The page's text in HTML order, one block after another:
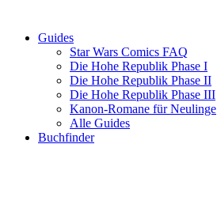
Guides
Star Wars Comics FAQ
Die Hohe Republik Phase I
Die Hohe Republik Phase II
Die Hohe Republik Phase III
Kanon-Romane für Neulinge
Alle Guides
Buchfinder